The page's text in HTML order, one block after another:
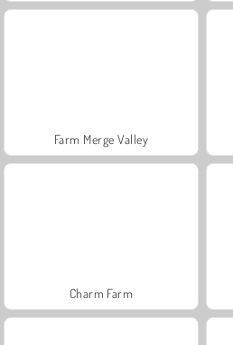
Farm Merge Valley
Charm Farm